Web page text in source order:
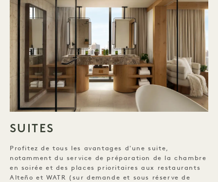
SUITES
Profitez de tous les avantages d'une suite,
notamment du service de préparation de la chambre
en soirée et des places prioritaires aux restaurants
Alteño et WATR (sur demande et sous réserve de